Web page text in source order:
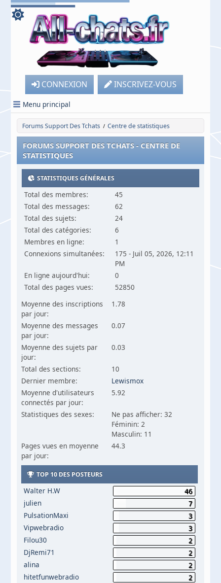
CONNEXION INSCRIVEZ-VOUS
Menu principal
Forums Support Des Tchats / Centre de statistiques
FORUMS SUPPORT DES TCHATS - CENTRE DE
STATISTIQUES
STATISTIQUES GÉNÉRALES
Total des membres:
45
Total des messages:
62
Total des sujets:
24
Total des catégories:
6
Membres en ligne:
1
Connexions simultanées:
175 - Juil 05, 2026, 12:11
PM
En ligne aujourd'hui:
0
Total des pages vues:
52850
Moyenne des inscriptions
par jour:
1.78
Moyenne des messages
par jour:
0.07
Moyenne des sujets par
jour:
0.03
Total des sections:
10
Dernier membre:
Lewismox
Moyenne d'utilisateurs
connectés par jour:
5.92
Statistiques des sexes:
Ne pas afficher: 32
Féminin: 2
Masculin: 11
Pages vues en moyenne
par jour:
44.3
TOP 10 DES POSTEURS
Walter H.W
46
julien
7
PulsationMaxi
3
Vipwebradio
3
Filou30
2
DjRemi71
2
alina
2
hitetfunwebradio
2